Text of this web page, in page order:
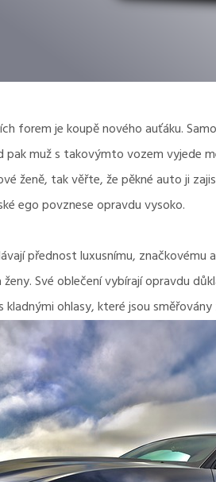
forem je koupě nového auťáku.
muž s takovýmto vozem vyjede
ženě, tak věřte, že pěkné auto ji
ego povznese opravdu vysoko.
přednost luxusnímu,
Své oblečení vybírají opravdu
ohlasy, které jsou